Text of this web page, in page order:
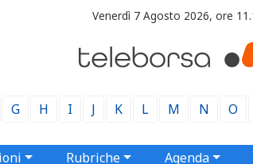
Venerdì 7 Agosto 2026, ore
G H I J K L M N O
Rubriche Agenda